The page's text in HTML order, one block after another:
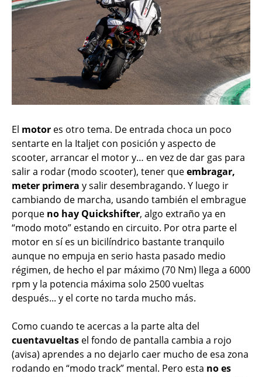
El motor es otro tema. De entrada choca un poco
sentarte en la Italjet con posición y aspecto de
scooter, arrancar el motor y… en vez de dar gas para
salir a rodar (modo scooter), tener queembragar,
meter primera y salir desembragando. Y luego ir
cambiando de marcha, usando también el embrague
porque no hay Quickshifter, algo extraño ya en
“modo moto” estando en circuito. Por otra parte el
motor en sí es un bicilíndrico bastante tranquilo
aunque no empuja en serio hasta pasado medio
régimen, de hecho el par máximo (70 Nm) llega a 6000
rpm y la potencia máxima solo 2500 vueltas
después... y el corte no tarda mucho más.
Como cuando te acercas a la parte alta del
cuentavueltas el fondo de pantalla cambia a rojo
(avisa) aprendes a no dejarlo caer mucho de esa zona
rodando en “modo track” mental. Pero esta no es